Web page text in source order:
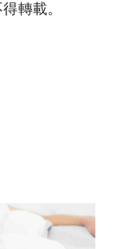
轉載。